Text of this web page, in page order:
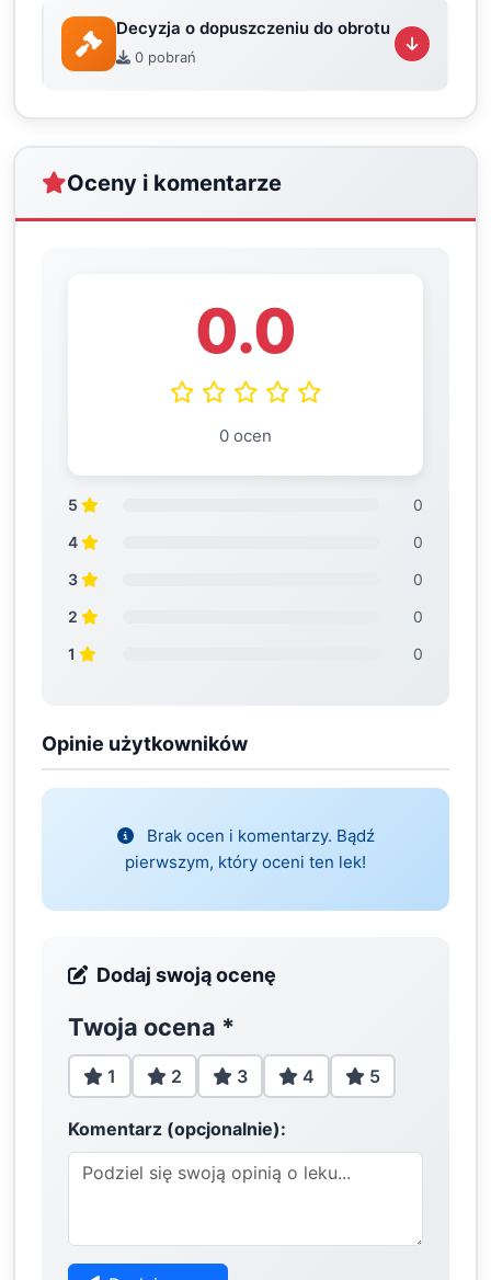
Decyzja o dopuszczeniu do obrotu
0 pobrań
Oceny i komentarze
0.0
0 ocen
5
0
4
0
3
0
2
0
1
0
Opinie użytkowników
Brak ocen i komentarzy. Bądź
pierwszym, który oceni ten lek!
Dodaj swoją ocenę
Twoja ocena *
1 2 3 4 5
Komentarz (opcjonalnie):